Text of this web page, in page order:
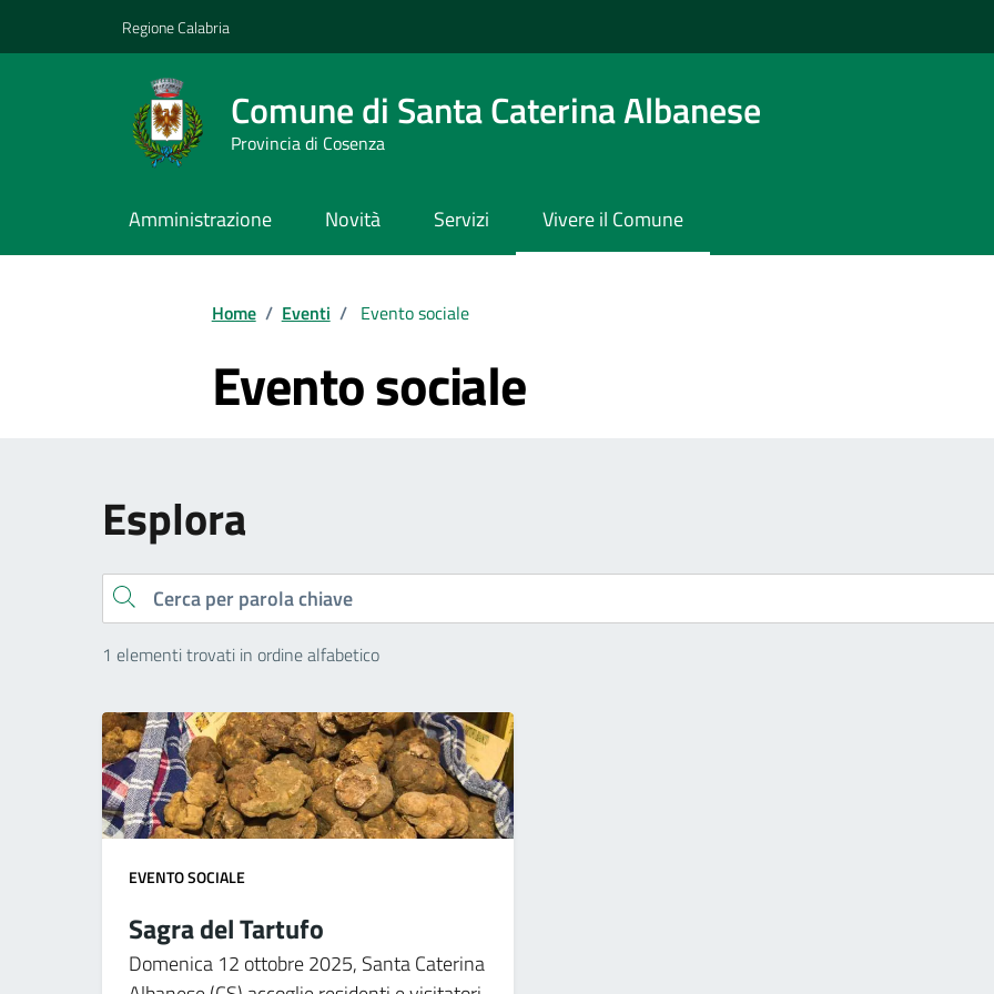
Regione Calabria
Comune di Santa Caterina Albanese
Provincia di Cosenza
Amministrazione Novità Servizi Vivere il Comune
Home / Eventi / Evento sociale
Evento sociale
Esplora
Cerca
1 elementi trovati in ordine alfabetico
EVENTO SOCIALE
Sagra del Tartufo
Domenica 12 ottobre 2025, Santa Caterina